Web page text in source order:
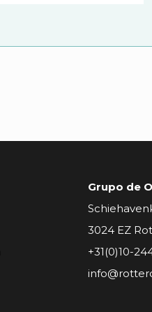
Grupo de
3024 EZ
+31(0)10-